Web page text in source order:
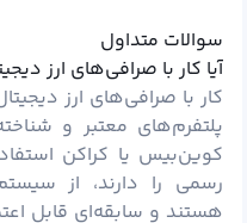
سوالات متداول
آیا کار با صرافی‌های ارز
کار با صرافی‌های ارز
پلتفرم‌های معتبر و
کوین‌بیس یا کراکن
رسمی را دارند، از
هستند و سابقه‌ای قابل